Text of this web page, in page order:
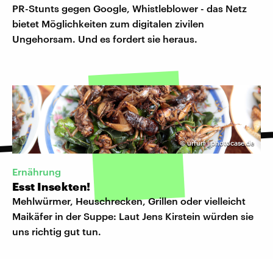
PR-Stunts gegen Google, Whistleblower - das Netz
bietet Möglichkeiten zum digitalen zivilen
Ungehorsam. Und es fordert sie heraus.
©urfurf | photocase.de
Ernährung
Esst Insekten!
Mehlwürmer, Heuschrecken, Grillen oder vielleicht
Maikäfer in der Suppe: Laut Jens Kirstein würden sie
uns richtig gut tun.